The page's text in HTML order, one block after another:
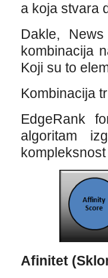
a koja stvara
Dakle,
kombinacija
Koji su to
Kombinacija
EdgeRank
algoritam
Afinitet